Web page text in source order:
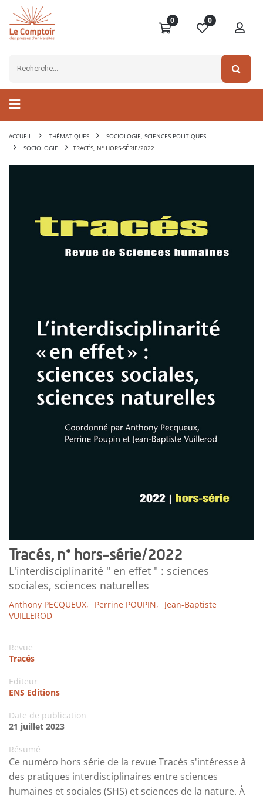
0 0
ACCUEIL THÉMATIQUES
SOCIOLOGIE, SCIENCES POLITIQUES
SOCIOLOGIE
TRACÉS, N° HORS-SÉRIE/2022
Tracés, n° hors-série/2022
L'interdisciplinarité " en effet " : sciences
sociales, sciences naturelles
Anthony PECQUEUX, Perrine POUPIN,
Jean-Baptiste
VUILLEROD
Revue
Tracés
Editeur
ENS Editions
Date de publication
21 juillet 2023
Résumé
Ce numéro hors série de la revue Tracés s'intéresse à
des pratiques interdisciplinaires entre sciences
humaines et sociales (SHS) et sciences de la nature. À